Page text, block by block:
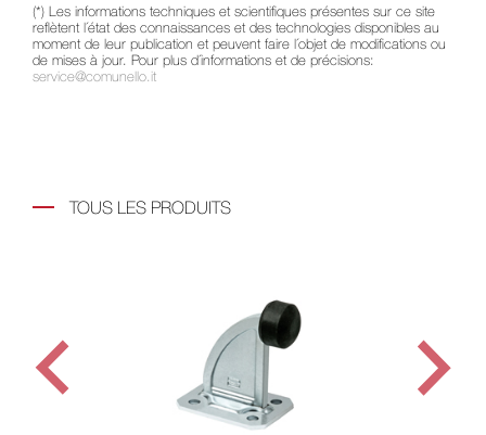
(*) Les informations techniques et scientifiques présentes sur ce site
reflètent l´état des connaissances et des technologies disponibles au
moment de leur publication et peuvent faire l´objet de modifications ou
de mises à jour. Pour plus d´informations et de précisions:
service@comunello.it
TOUS LES PRODUITS